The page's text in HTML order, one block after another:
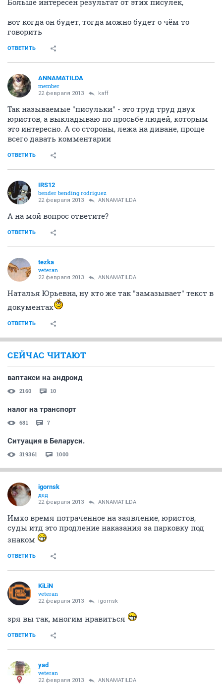
Больше интересен результат от этих писулек,
вот когда он будет, тогда можно будет о чём то
говорить
ОТВЕТИТЬ
ANNAMATILDA
member
22 февраля 2013 kaff
Так называемые "писульки" - это труд труд двух
юристов, а выкладываю по просьбе людей, которым
это интересно. А со стороны, лежа на диване, проще
всего давать комментарии
ОТВЕТИТЬ
IRS12
bender bending rodriguez
22 февраля 2013 ANNAMATILDA
А на мой вопрос ответите?
ОТВЕТИТЬ
tezka
veteran
22 февраля 2013 ANNAMATILDA
Наталья Юрьевна, ну кто же так "замазывает" текст в
документах
ОТВЕТИТЬ
СЕЙЧАС ЧИТАЮТ
ваптакси на андроид
2160 10
налог на транспорт
681 7
Ситуация в Беларуси.
319361 1000
igornsk
дед
22 февраля 2013 ANNAMATILDA
Имхо время потраченное на заявление, юристов,
суды итд это продление наказания за парковку под
знаком
ОТВЕТИТЬ
KiLiN
veteran
22 февраля 2013 igornsk
зря вы так, многим нравиться
ОТВЕТИТЬ
yad
veteran
22 февраля 2013 ANNAMATILDA